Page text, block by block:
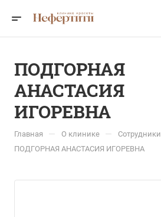
ПОДГОРНАЯ
АНАСТАСИЯ
ИГОРЕВНА
Главная — О клинике — Сотрудники
ПОДГОРНАЯ АНАСТАСИЯ ИГОРЕВНА